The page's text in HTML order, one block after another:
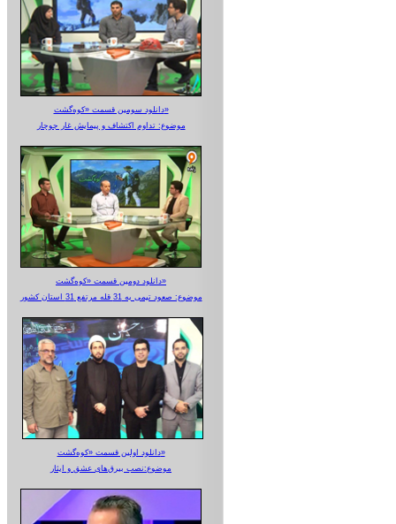
دانلود سومین قسمت «کوه‌گشت»
موضوع: تداوم اکتشاف و پیمایش غار جوجار
دانلود دومین قسمت «کوه‌گشت»
موضوع: صعود تیمی به 31 قله مرتفع 31 استان کشور
دانلود اولین قسمت «کوه‌گشت»
موضوع:نصب بیرق‌های عشق و ایثار